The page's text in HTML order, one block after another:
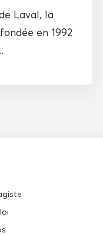
Laval, la
en 1992